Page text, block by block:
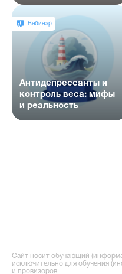
Вебинар
Антидепрессанты и
контроль веса: мифы
и реальность
Сайт носит обучающий
исключительно для обучения
и провизоров